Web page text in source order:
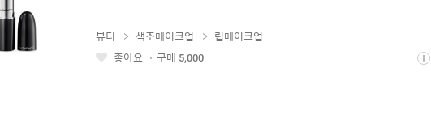
좋 상
뷰티 색조메이크업
립메이크업
좋아요
구매 5,000